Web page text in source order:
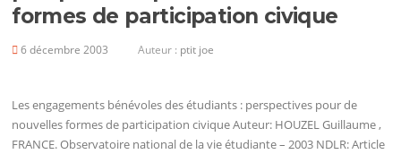
formes de participation civique
6 décembre 2003 Auteur : ptit joe
Les engagements bénévoles des étudiants : perspectives pour de
nouvelles formes de participation civique Auteur: HOUZEL Guillaume ,
FRANCE. Observatoire national de la vie étudiante – 2003 NDLR: Article